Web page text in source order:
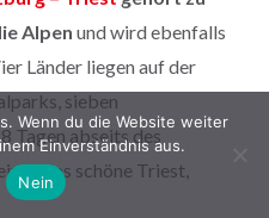
Alpen und wird ebenfalls
Länder liegen auf der
sieben
Tagen abseits des
das schöne Triest,
Wenn du die Website weiter
Einverständnis aus.
Nein